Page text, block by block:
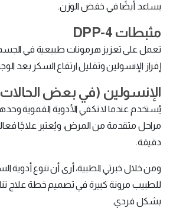
يساعد أيضًا في خفض الوزن.
مثبطات DPP-4
تعمل على تعزيز هرمونات طبيعية في
إفراز الإنسولين وتقليل ارتفاع السكر بعد
الإنسولين (في بعض
يُستخدم عندما لا تكفي الأدوية الفموية
مراحل متقدمة من المرض، ويُعتبر علاجًا
دقيقة.
ومن خلال خبرتي الطبية، أرى أن تنوع أدوية
للطبيب مرونة كبيرة في تصميم خطة
بشكل فردي.